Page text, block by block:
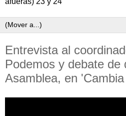
Entrevista al
Podemos y debate de
Asamblea, en